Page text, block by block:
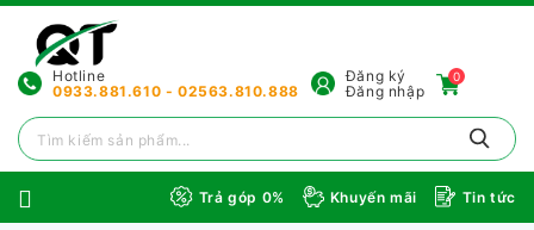
Hotline
0933.881.610 - 02563.810.888
Đăng ký
Đăng nhập
0
Trả góp 0% Khuyến mãi Tin tức